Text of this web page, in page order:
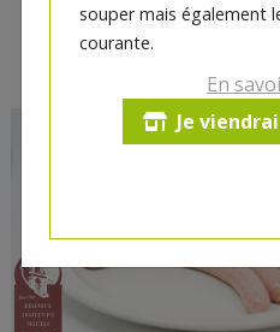
souper mais également
courante.
En
Je